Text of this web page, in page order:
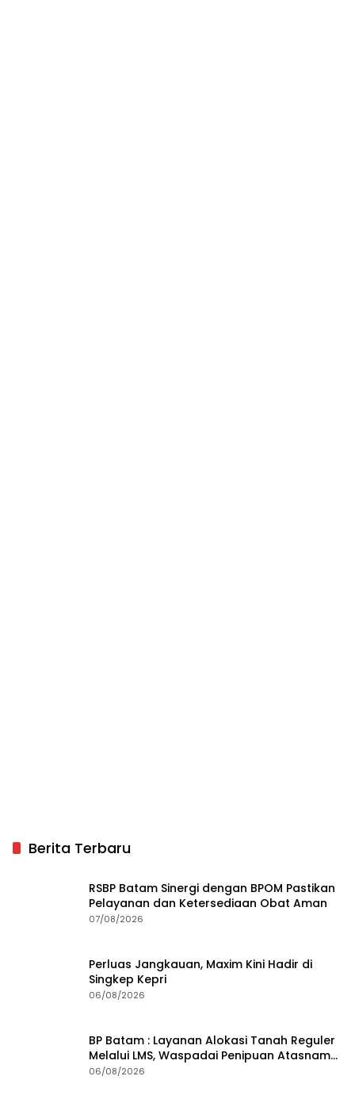
Berita Terbaru
RSBP Batam Sinergi dengan BPOM Pastikan
Pelayanan dan Ketersediaan Obat Aman
07/08/2026
Perluas Jangkauan, Maxim Kini Hadir di
Singkep Kepri
06/08/2026
BP Batam : Layanan Alokasi Tanah Reguler
Melalui LMS, Waspadai Penipuan Atasnama
Institusi
06/08/2026